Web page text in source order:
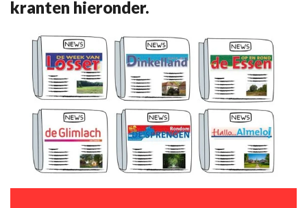
kranten hieronder.